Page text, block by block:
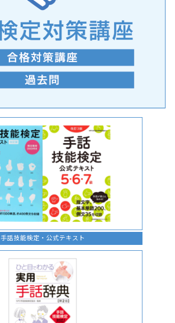
手話技能検定・公式テキスト